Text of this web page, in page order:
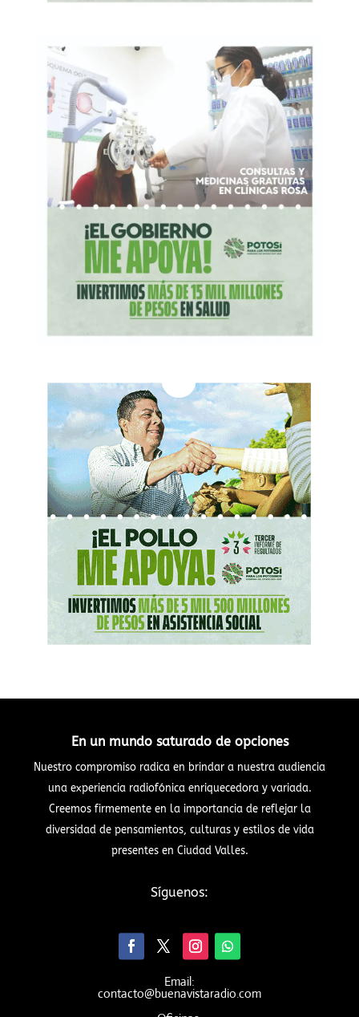
En un mundo saturado de opciones
Nuestro compromiso radica en brindar a nuestra audiencia
una experiencia radiofónica enriquecedora y variada.
Creemos firmemente en la importancia de reflejar la
diversidad de pensamientos, culturas y estilos de vida
presentes en Ciudad Valles.
Síguenos:
Email:
contacto@buenavistaradio.com